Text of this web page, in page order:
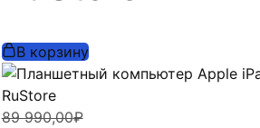
В корзину
89 990,00₽
Первоначальная
Текущая